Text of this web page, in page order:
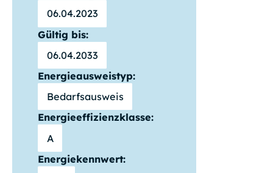
06.04.2023
Gültig bis:
06.04.2033
Energieausweistyp:
Bedarfsausweis
Energieeffizienzklasse:
A
Energiekennwert: